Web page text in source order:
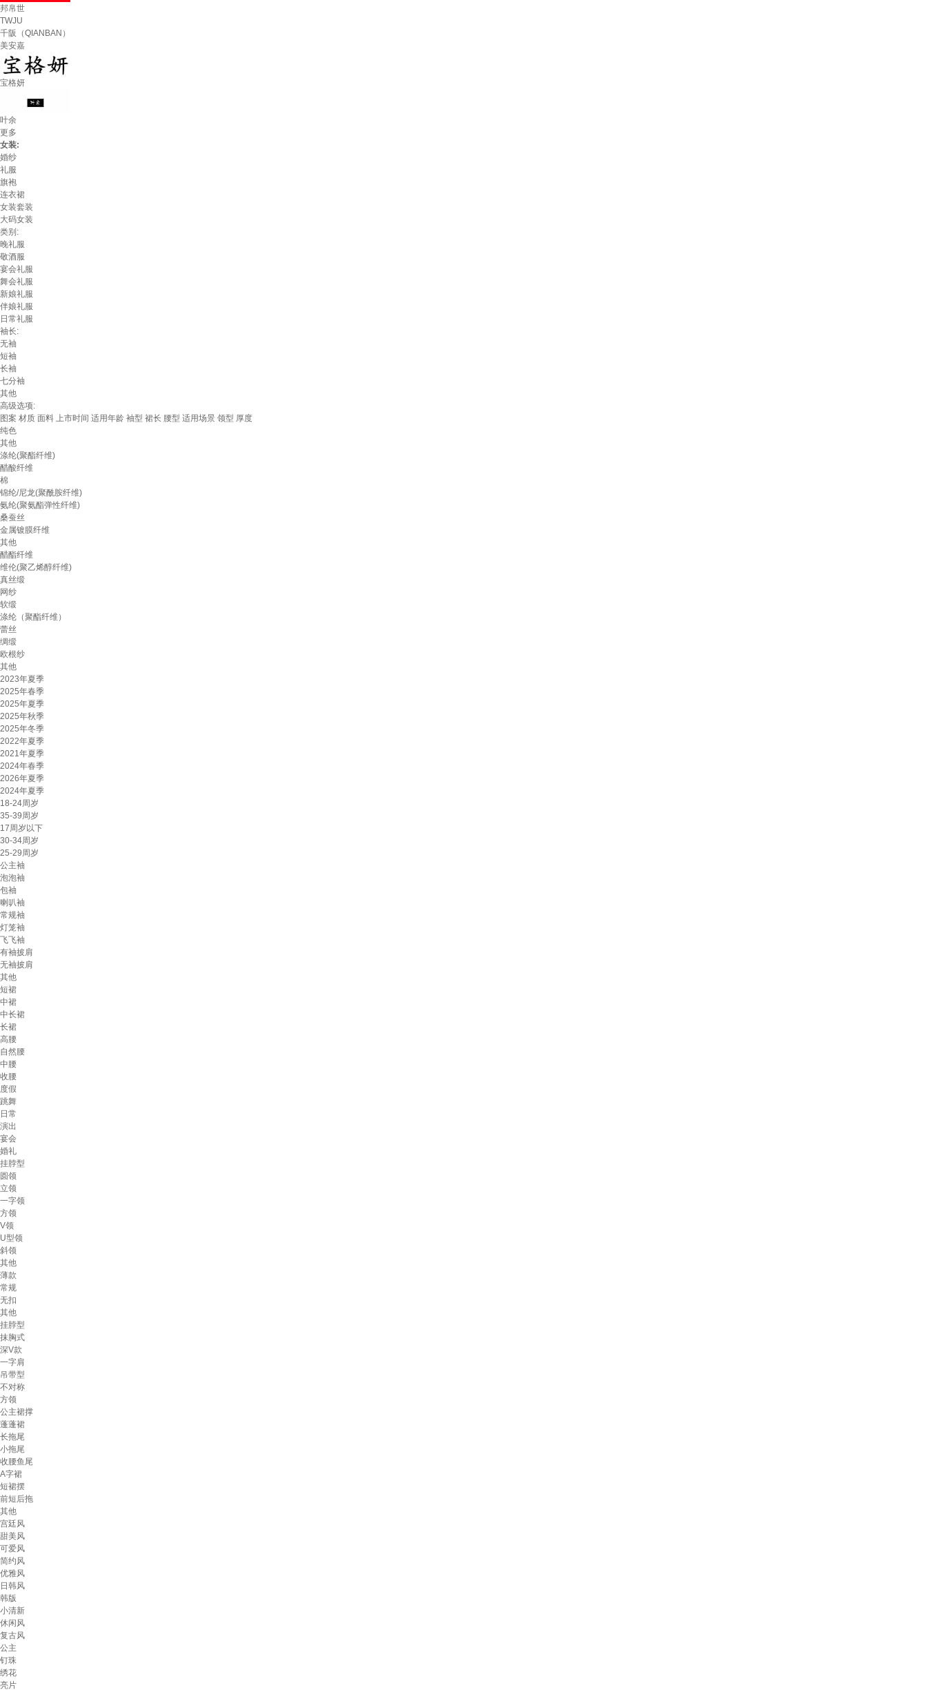
邦帛世
TWJU
千阪（QIANBAN）
美安嘉
宝格妍
叶余
更多
女装:
婚纱
礼服
旗袍
连衣裙
女装套装
大码女装
类别:
晚礼服
敬酒服
宴会礼服
舞会礼服
新娘礼服
伴娘礼服
日常礼服
袖长:
无袖
短袖
长袖
七分袖
其他
高级选项:
图案 材质 面料 上市时间 适用年龄 袖型 裙长 腰型 适用场景 领型 厚度
纯色
其他
涤纶(聚酯纤维)
醋酸纤维
棉
锦纶/尼龙(聚酰胺纤维)
氨纶(聚氨酯弹性纤维)
桑蚕丝
金属镀膜纤维
其他
醋酯纤维
维伦(聚乙烯醇纤维)
真丝缎
网纱
软缎
涤纶（聚酯纤维）
蕾丝
绸缎
欧根纱
其他
2023年夏季
2025年春季
2025年夏季
2025年秋季
2025年冬季
2022年夏季
2021年夏季
2024年春季
2026年夏季
2024年夏季
18-24周岁
35-39周岁
17周岁以下
30-34周岁
25-29周岁
公主袖
泡泡袖
包袖
喇叭袖
常规袖
灯笼袖
飞飞袖
有袖披肩
无袖披肩
其他
短裙
中裙
中长裙
长裙
高腰
自然腰
中腰
收腰
度假
跳舞
日常
演出
宴会
婚礼
挂脖型
圆领
立领
一字领
方领
V领
U型领
斜领
其他
薄款
常规
无扣
其他
挂脖型
抹胸式
深V款
一字肩
吊带型
不对称
方领
公主裙撑
蓬蓬裙
长拖尾
小拖尾
收腰鱼尾
A字裙
短裙摆
前短后拖
其他
宫廷风
甜美风
可爱风
简约风
优雅风
日韩风
韩版
小清新
休闲风
复古风
公主
钉珠
绣花
亮片